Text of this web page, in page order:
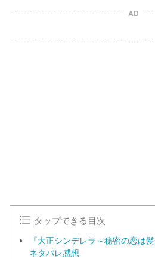
AD
タップできる目次
『大正シンデレラ～秘密の恋は
ネタバレ感想